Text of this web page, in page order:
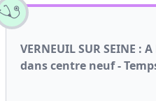
VERNEUIL SUR SEINE
dans centre neuf -